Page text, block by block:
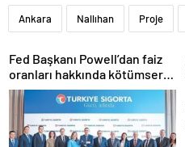
Ankara Nallıhan Proje
Fed Başkanı Powell’dan faiz
oranları hakkında kötümser
açıklama